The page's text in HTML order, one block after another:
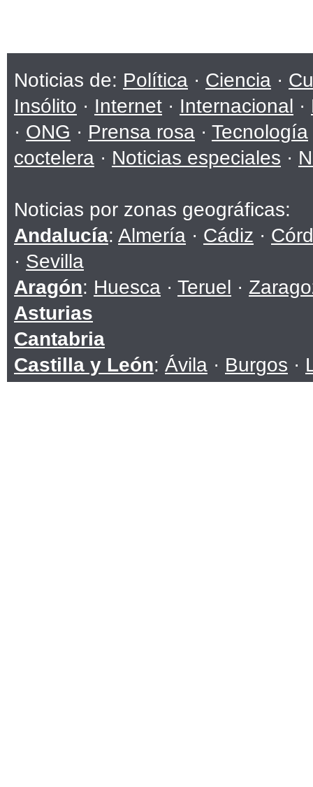
Noticias de: Política · Ciencia ·
Insólito · Internet · Internacional ·
· ONG · Prensa rosa · Tecnología
coctelera · Noticias especiales ·
Noticias por zonas geográficas:
Andalucía: Almería · Cádiz ·
· Sevilla
Aragón: Huesca · Teruel ·
Asturias
Cantabria
Castilla y León: Ávila · Burgos ·